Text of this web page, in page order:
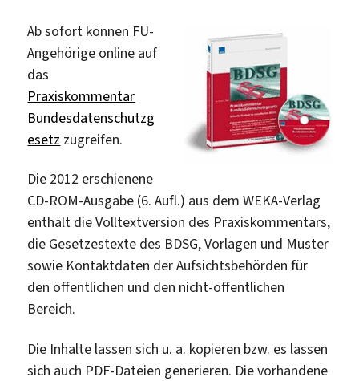
Ab sofort können FU-
Angehörige online auf
das
Praxiskommentar
Bundesdatenschutzg
esetz zugreifen.
Die 2012 erschienene
CD-ROM-Ausgabe (6. Aufl.) aus dem WEKA-Verlag
enthält die Volltextversion des Praxiskommentars,
die Gesetzestexte des BDSG, Vorlagen und Muster
sowie Kontaktdaten der Aufsichtsbehörden für
den öffentlichen und den nicht-öffentlichen
Bereich.
Die Inhalte lassen sich u. a. kopieren bzw. es lassen
sich auch PDF-Dateien generieren. Die vorhandene